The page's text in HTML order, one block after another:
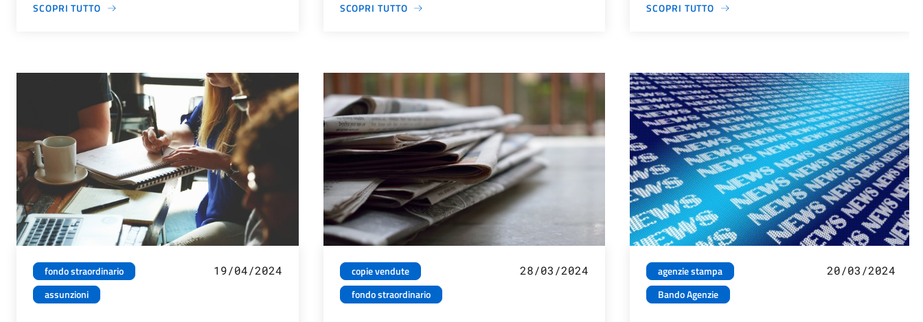
SCOPRI TUTTO SCOPRI TUTTO SCOPRI TUTTO
fondo straordinario
assunzioni
19/04/2024
copie vendute
fondo straordinario
28/03/2024
agenzie stampa
Bando Agenzie
20/03/2024